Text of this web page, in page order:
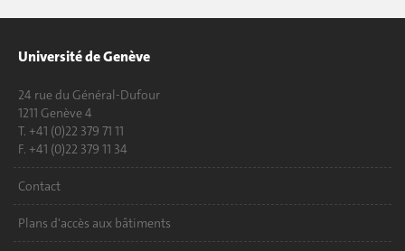
Université de Genève
24 rue du Général-Dufour
1211 Genève 4
T. +41 (0)22 379 71 11
F. +41 (0)22 379 11 34
Contact
Plans d'accès aux bâtiments